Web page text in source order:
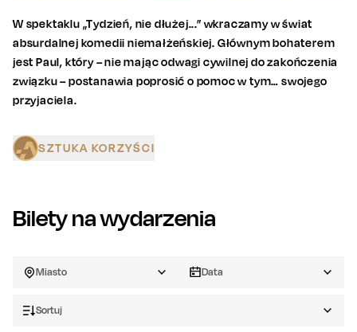
W spektaklu „Tydzień, nie dłużej...” wkraczamy w świat
absurdalnej komedii niemałżeńskiej. Głównym bohaterem
jest Paul, który – nie mając odwagi cywilnej do zakończenia
związku – postanawia poprosić o pomoc w tym… swojego
przyjaciela.
SZTUKA KORZYŚCI
Bilety na wydarzenia
Miasto Data
Sortuj